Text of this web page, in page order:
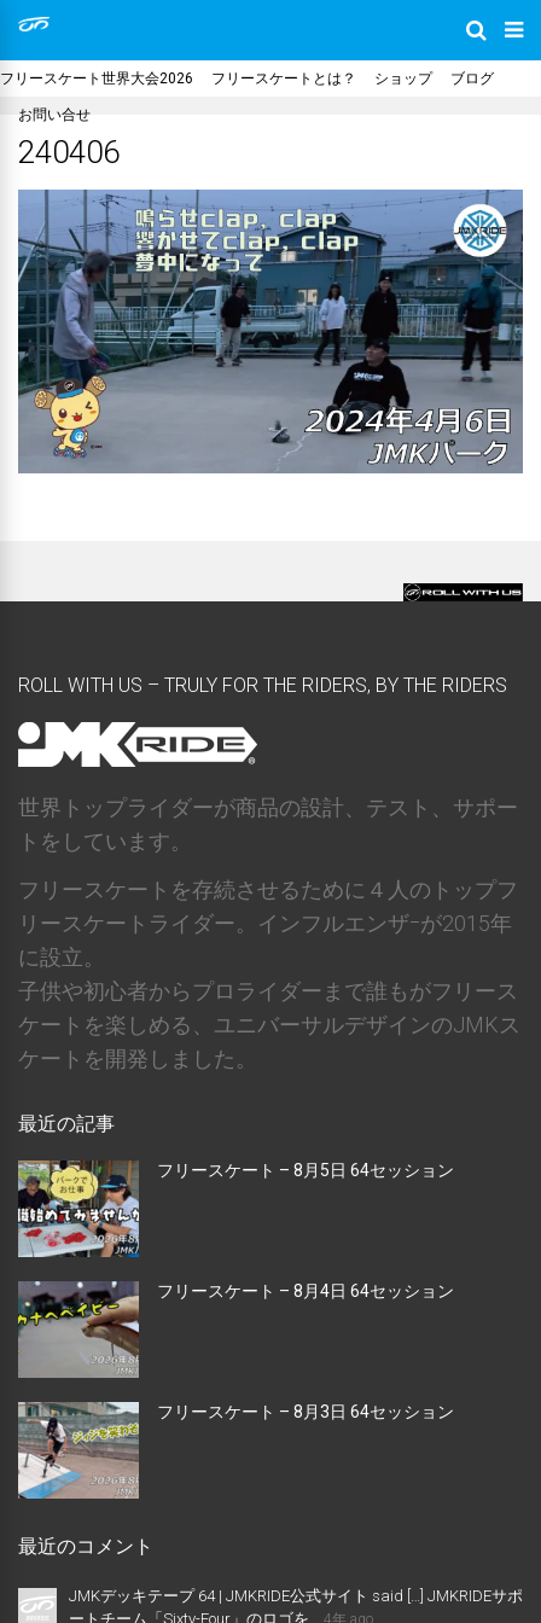
フリースケート世界大会2026 フリースケートとは？ ショップ ブログ
お問い合せ
240406
ROLL WITH US – TRULY FOR THE RIDERS, BY THE RIDERS
世界トップライダーが商品の設計、テスト、サポー
トをしています。
フリースケートを存続させるために４人のトップフ
リースケートライダー。インフルエンザｰが2015年
に設立。
子供や初心者からプロライダーまで誰もがフリース
ケートを楽しめる、ユニバーサルデザインのJMKス
ケートを開発しました。
最近の記事
フリースケート – 8月5日 64セッション
フリースケート – 8月4日 64セッション
フリースケート – 8月3日 64セッション
最近のコメント
JMKデッキテープ 64 | JMKRIDE公式サイト said […] JMKRIDEサポ
ートチーム「Sixty-Four」のロゴを...
4年 ago